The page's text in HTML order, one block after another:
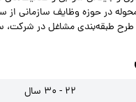
محوله در حوزه وظایف سازمانی
طرح طبقه‌بندی مشاغل در شرکت،
22 - 30 سال